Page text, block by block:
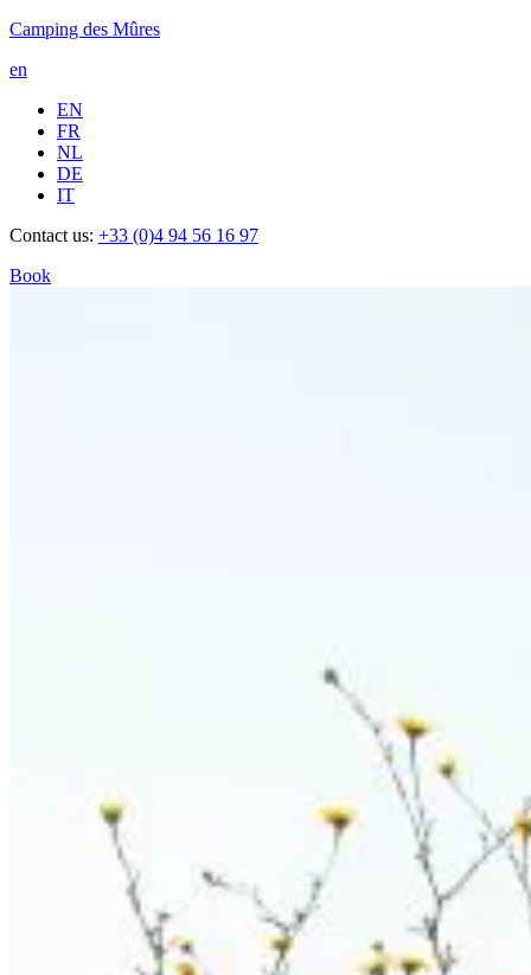
Camping des Mûres
en
EN
FR
NL
DE
IT
Contact us: +33 (0)4 94 56 16 97
Book